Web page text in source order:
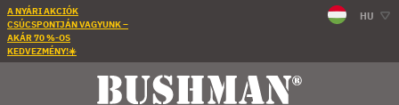
A NYÁRI AKCIÓK
CSÚCSPONTJÁN VAGYUNK –
AKÁR 70 %-OS
KEDVEZMÉNY!☀️
HU